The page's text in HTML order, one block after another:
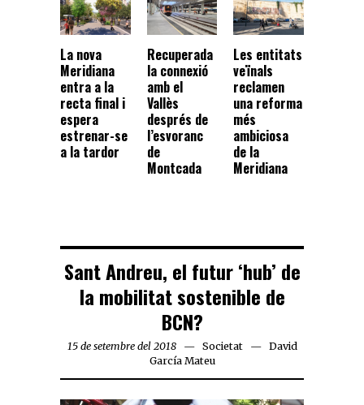
La nova
Meridiana
entra a la
recta final i
espera
estrenar-se
a la tardor
Recuperada
la connexió
amb el
Vallès
després de
l’esvoranc
de
Montcada
Les entitats
veïnals
reclamen
una reforma
més
ambiciosa
de la
Meridiana
Sant Andreu, el futur ‘hub’ de
la mobilitat sostenible de
BCN?
15 de setembre del 2018 Societat
David
García Mateu